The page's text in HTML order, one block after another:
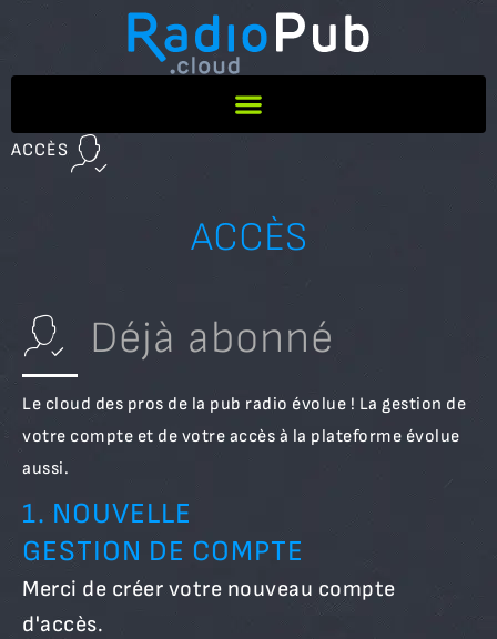
ACCÈS
ACCÈS
Déjà abonné
Le cloud des pros de la pub radio évolue ! La gestion de
votre compte et de votre accès à la plateforme évolue
aussi.
1. NOUVELLE
GESTION DE COMPTE
Merci de créer votre nouveau compte
d'accès.